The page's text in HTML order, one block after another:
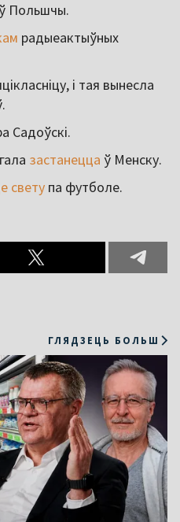
ў Польшчы.
радыеактыўных
і тая вынесла
Садоўскі.
застанецца ў Менску.
свету па футболе.
ГЛЯДЗЕЦЬ БОЛЬШ